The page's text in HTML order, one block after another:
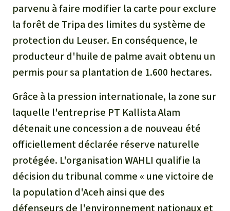
parvenu à faire modifier la carte pour exclure
la forêt de Tripa des limites du système de
protection du Leuser. En conséquence, le
producteur d'huile de palme avait obtenu un
permis pour sa plantation de 1.600 hectares.
Grâce à la pression internationale, la zone sur
laquelle l'entreprise PT Kallista Alam
détenait une concession a de nouveau été
officiellement déclarée réserve naturelle
protégée. L'organisation WAHLI qualifie la
décision du tribunal comme « une victoire de
la population d'Aceh ainsi que des
défenseurs de l'environnement nationaux et